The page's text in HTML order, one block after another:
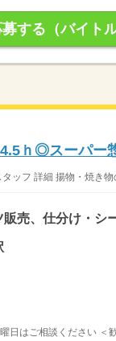
する（バイトル
ｈ◎スーパー
ッフ 詳細 揚物・焼き
売、仕分け・シ
日はご相談ください ＜